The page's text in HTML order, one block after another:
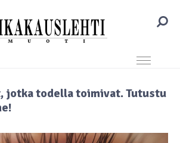
jotka todella toimivat. Tutustu